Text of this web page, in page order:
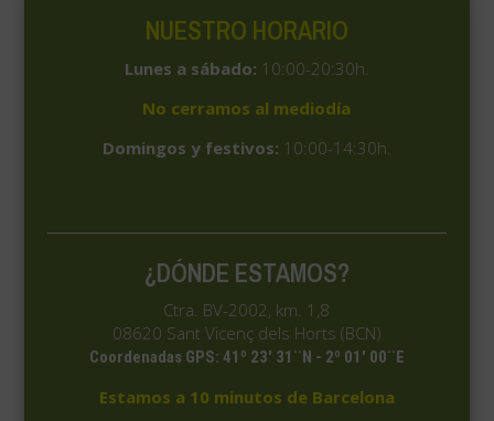
NUESTRO HORARIO
Lunes a sábado: 10:00-20:30h.
No cerramos al mediodía
Domingos y festivos: 10:00-14:30h.
¿DÓNDE ESTAMOS?
Ctra. BV-2002, km. 1,8
08620 Sant Vicenç dels Horts (BCN)
Coordenadas GPS: 41º 23' 31¨N - 2º 01' 00¨E
Estamos a 10 minutos de Barcelona